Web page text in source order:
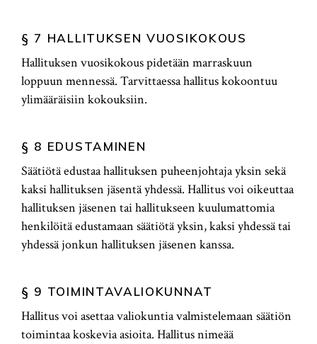
§ 7 HALLITUKSEN VUOSIKOKOUS
Hallituksen vuosikokous pidetään marraskuun
loppuun mennessä. Tarvittaessa hallitus kokoontuu
ylimääräisiin kokouksiin.
§ 8 EDUSTAMINEN
Säätiötä edustaa hallituksen puheenjohtaja yksin sekä
kaksi hallituksen jäsentä yhdessä. Hallitus voi oikeuttaa
hallituksen jäsenen tai hallitukseen kuulumattomia
henkilöitä edustamaan säätiötä yksin, kaksi yhdessä tai
yhdessä jonkun hallituksen jäsenen kanssa.
§ 9 TOIMINTAVALIOKUNNAT
Hallitus voi asettaa valiokuntia valmistelemaan säätiön
toimintaa koskevia asioita. Hallitus nimeää